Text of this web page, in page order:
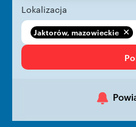
Lokalizacja
Jaktorów, mazowieckie